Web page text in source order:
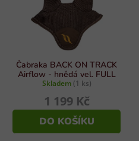
Čabraka BACK ON TRACK
Airflow - hnědá vel. FULL
Skladem (1 ks)
1 199 Kč
DO KOŠÍKU